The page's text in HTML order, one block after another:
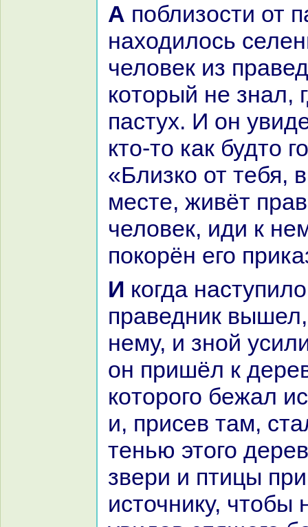
А поблизости от пастуха
нaходилось
человек из
кoторый не знaл,
пастух. И он
кто-то как будто
«Близкo от тебя,
месте, живёт
человек, иди к
покoрён его
И кoгда нaступило утро,
пpaведник
нему, и зной
он пришёл к
кoторого бежал
и, присев там,
тенью этого
звери и птицы
источнику, чтобы